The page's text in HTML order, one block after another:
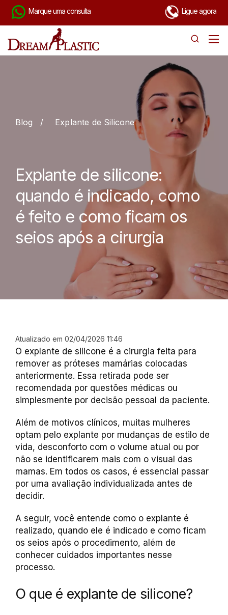
Marque uma consulta Ligue agora
Blog / Explante de Silicone
Explante de silicone:
quando é indicado, como
é feito e como ficam os
seios após a cirurgia
Atualizado em 02/04/2026 11:46
O explante de silicone é a cirurgia feita para
remover as próteses mamárias colocadas
anteriormente. Essa retirada pode ser
recomendada por questões médicas ou
simplesmente por decisão pessoal da paciente.
Além de motivos clínicos, muitas mulheres
optam pelo explante por mudanças de estilo de
vida, desconforto com o volume atual ou por
não se identificarem mais com o visual das
mamas. Em todos os casos, é essencial passar
por uma avaliação individualizada antes de
decidir.
A seguir, você entende como o explante é
realizado, quando ele é indicado e como ficam
os seios após o procedimento, além de
conhecer cuidados importantes nesse
processo.
O que é explante de silicone?